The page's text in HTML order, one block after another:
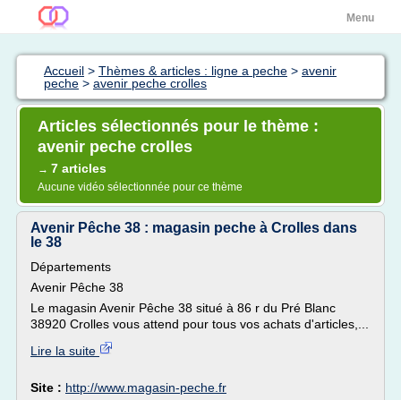
Menu
Accueil > Thèmes & articles : ligne a peche > avenir
peche > avenir peche crolles
Articles sélectionnés pour le thème :
avenir peche crolles
→ 7 articles
Aucune vidéo sélectionnée pour ce thème
Avenir Pêche 38 : magasin peche à Crolles dans
le 38
Départements
Avenir Pêche 38
Le magasin Avenir Pêche 38 situé à 86 r du Pré Blanc
38920 Crolles vous attend pour tous vos achats d'articles,...
Lire la suite
Site : http://www.magasin-peche.fr